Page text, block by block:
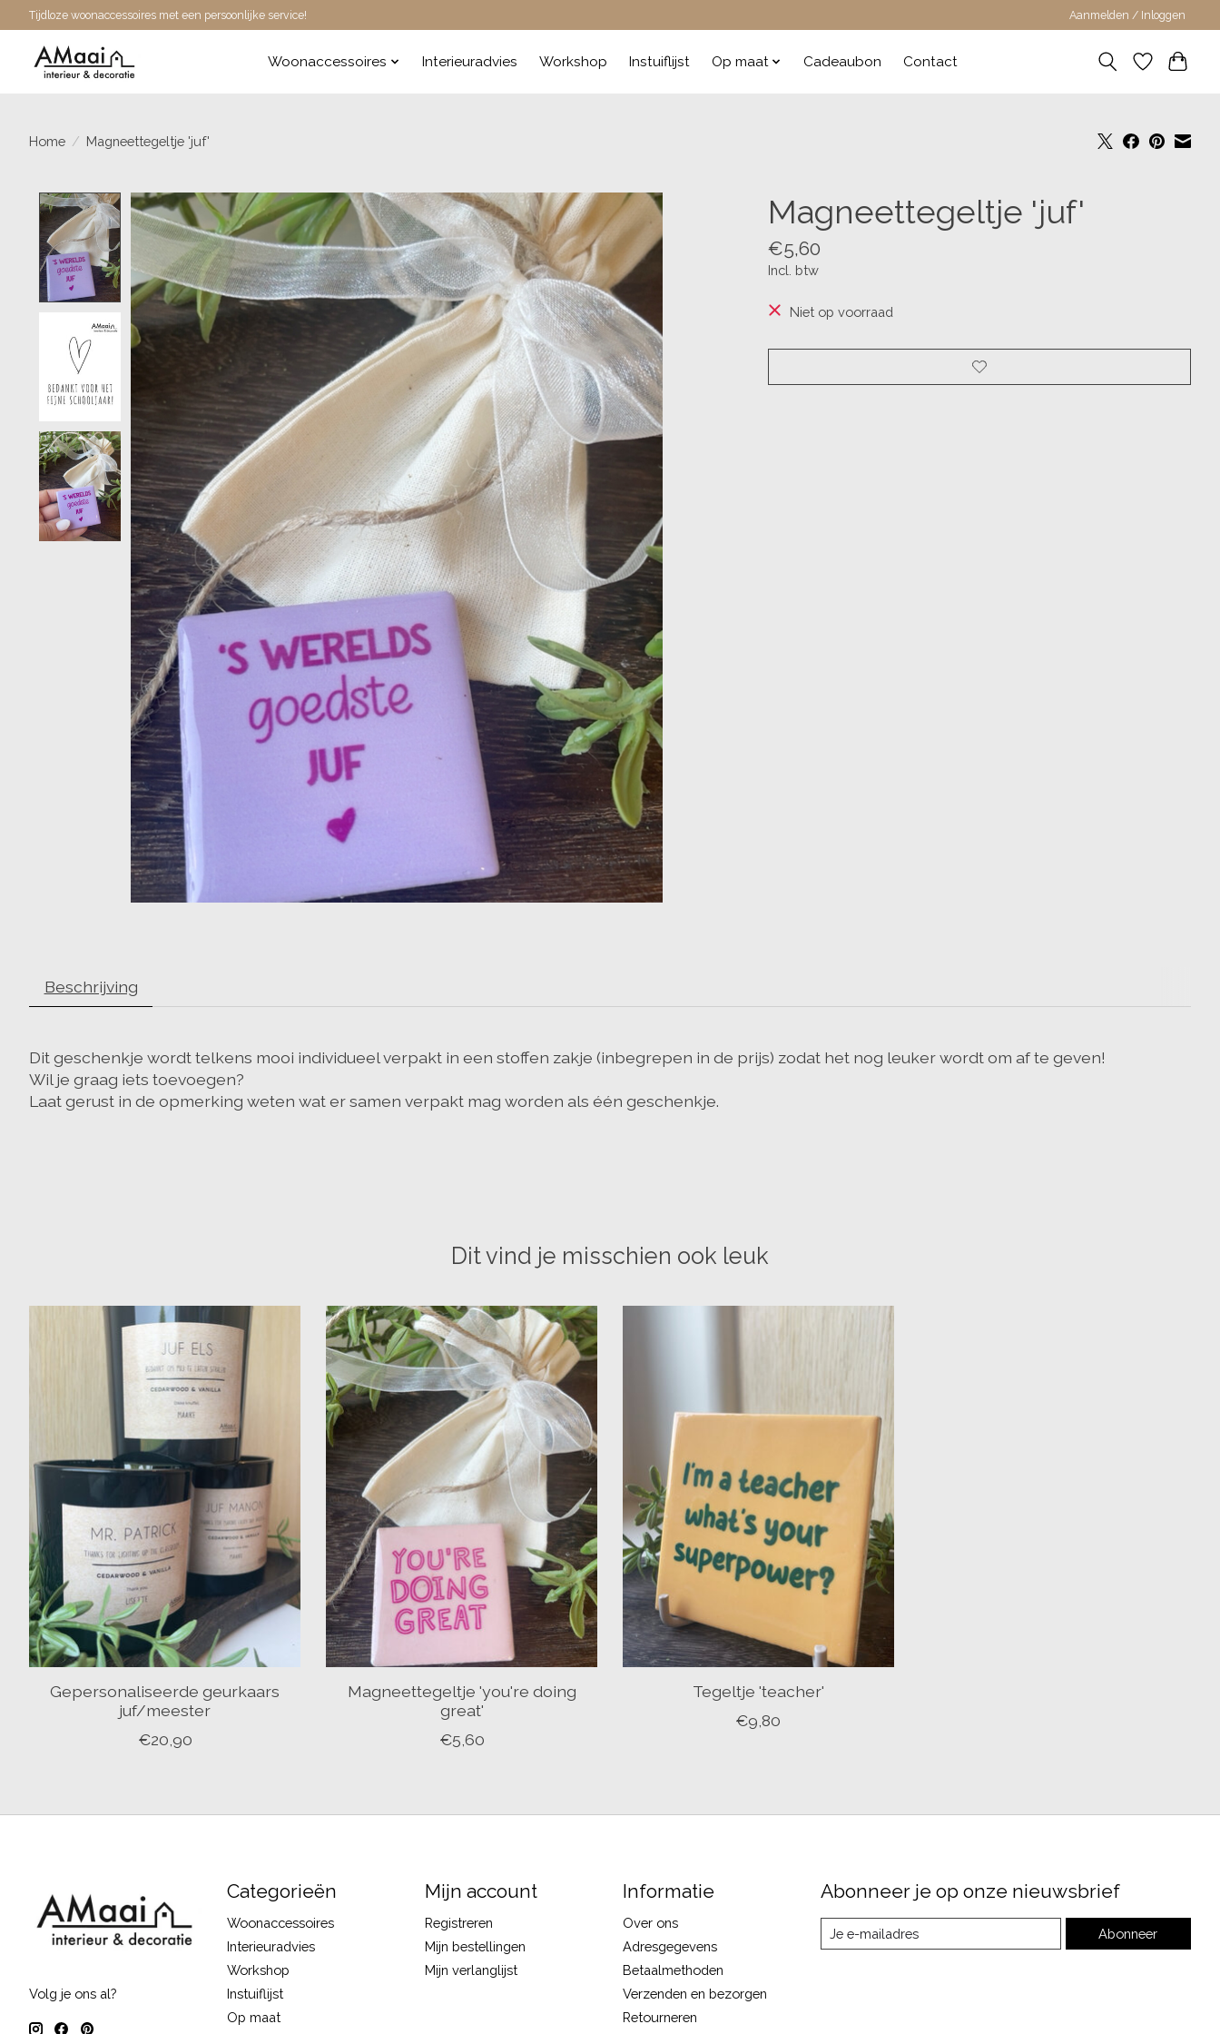
Tijdloze woonaccessoires met een persoonlijke service! Aanmelden / Inloggen
Woonaccessoires Interieuradvies Workshop Instuiflijst Op maat Cadeaubon Contact
Home / Magneettegeltje 'juf'
Product image slideshow Items Magneettegeltje 'juf'
€5,60
Incl. btw
Niet op voorraad
Beschrijving
Dit geschenkje wordt telkens mooi individueel verpakt in een stoffen zakje (inbegrepen in de prijs) zodat het nog leuker wordt om af te geven!
Wil je graag iets toevoegen?
Laat gerust in de opmerking weten wat er samen verpakt mag worden als één geschenkje.
Dit vind je misschien ook leuk
Items van productcarrousel
Gepersonaliseerde geurkaars
juf/meester
€20,90
Magneettegeltje 'you're doing
great'
€5,60
Tegeltje 'teacher'
€9,80
Volg je ons al?
Categorieën
Woonaccessoires
Interieuradvies
Workshop
Instuiflijst
Op maat
Mijn account
Registreren
Mijn bestellingen
Mijn verlanglijst
Informatie
Over ons
Adresgegevens
Betaalmethoden
Verzenden en bezorgen
Retourneren
Abonneer je op onze nieuwsbrief
Abonneer